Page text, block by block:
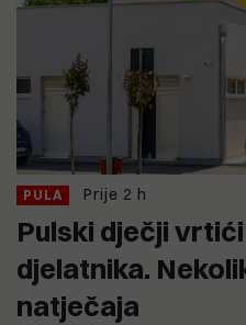
PULA Prije 2 h
Pulski dječji
djelatnika.
natječaja